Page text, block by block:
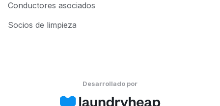
Conductores asociados
Socios de limpieza
Desarrollado por